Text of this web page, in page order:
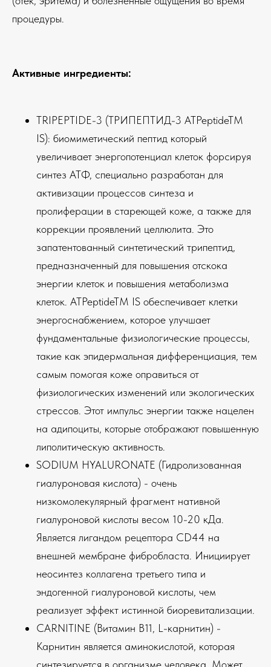
процедуры.
Активные ингредиенты:
TRIPEPTIDE-3 (ТРИПЕПТИД-3 ATPeptideTM
IS): биомиметический пептид который
увеличивает энергопотенциал клеток форсируя
синтез АТФ, специально разработан для
активизации процессов синтеза и
пролиферации в стареющей коже, а также для
коррекции проявлений целлюлита. Это
запатентованный синтетический трипептид,
предназначенный для повышения отскока
энергии клеток и повышения метаболизма
клеток. ATPeptideTM IS обеспечивает клетки
энергоснабжением, которое улучшает
фундаментальные физиологические процессы,
такие как эпидермальная дифференциация, тем
самым помогая коже оправиться от
физиологических изменений или экологических
стрессов. Этот импульс энергии также нацелен
на адипоциты, которые отображают повышенную
липолитическую активность.
SODIUM HYALURONATE (Гидролизованная
гиалуроновая кислота) - очень
низкомолекулярный фрагмент нативной
гиалуроновой кислоты весом 10-20 кДа.
Является лигандом рецептора CD44 на
внешней мембране фибробласта. Инициирует
неосинтез коллагена третьего типа и
эндогенной гиалуроновой кислоты, чем
реализует эффект истинной биоревитализации.
CARNITINE (Витамин В11, L-карнитин) -
Карнитин является аминокислотой, которая
синтезируется в организме человека. Может